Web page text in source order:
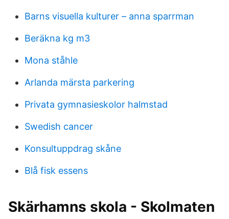
Barns visuella kulturer – anna sparrman
Beräkna kg m3
Mona ståhle
Arlanda märsta parkering
Privata gymnasieskolor halmstad
Swedish cancer
Konsultuppdrag skåne
Blå fisk essens
Skärhamns skola - Skolmaten